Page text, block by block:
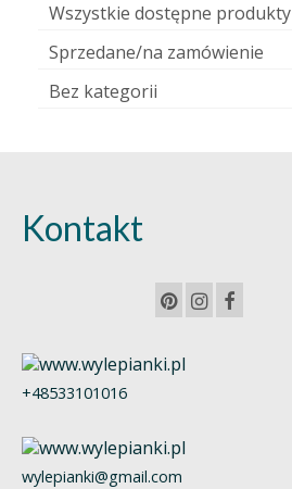
Wszystkie dostępne produkty
Sprzedane/na zamówienie
Bez kategorii
Kontakt
+48533101016
wylepianki@gmail.com